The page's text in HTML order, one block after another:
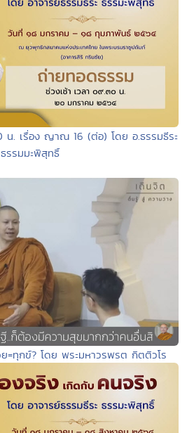
น. เรื่อง ญาณ 16 (ต่อ) โดย อ.ธรรมธีระ
ธรรมมะพิสุทธิ์
=ทุกข์? โดย พระมหาวรพรต กิตติวโร